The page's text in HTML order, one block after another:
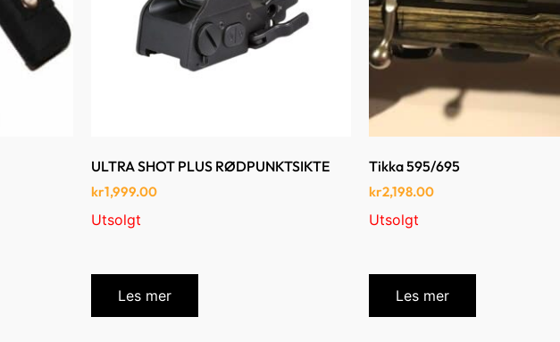
ULTRA SHOT PLUS RØDPUNKTSIKTE
kr1,999.00
Utsolgt
Les mer
Tikka 595/695
kr2,198.00
Utsolgt
Les mer